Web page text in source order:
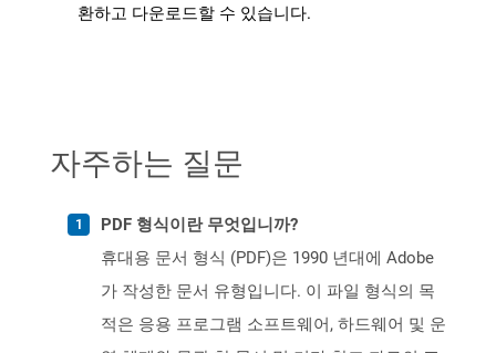
환하고 다운로드할 수 있습니다.
자주하는 질문
PDF 형식이란 무엇입니까?
휴대용 문서 형식 (PDF)은 1990 년대에 Adobe
가 작성한 문서 유형입니다. 이 파일 형식의 목
적은 응용 프로그램 소프트웨어, 하드웨어 및 운